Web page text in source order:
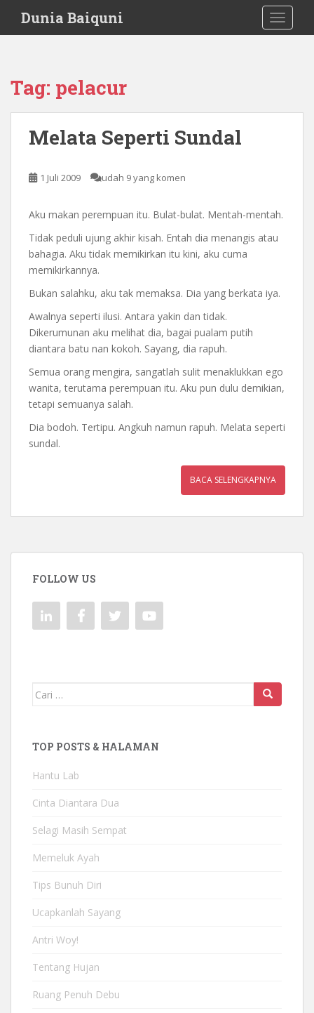
i
Dunia Baiquni
Tag: pelacur
Melata Seperti Sundal
1 Juli 2009 udah 9 yang komen
Aku makan perempuan itu. Bulat-bulat. Mentah-mentah.
Tidak peduli ujung akhir kisah. Entah dia menangis atau
bahagia. Aku tidak memikirkan itu kini, aku cuma
memikirkannya.
Bukan salahku, aku tak memaksa. Dia yang berkata iya.
Awalnya seperti ilusi. Antara yakin dan tidak.
Dikerumunan aku melihat dia, bagai pualam putih
diantara batu nan kokoh. Sayang, dia rapuh.
Semua orang mengira, sangatlah sulit menaklukkan ego
wanita, terutama perempuan itu. Aku pun dulu demikian,
tetapi semuanya salah.
Dia bodoh. Tertipu. Angkuh namun rapuh. Melata seperti
sundal.
BACA SELENGKAPNYA
FOLLOW US
Mencari:
TOP POSTS & HALAMAN
Hantu Lab
Cinta Diantara Dua
Selagi Masih Sempat
Memeluk Ayah
Tips Bunuh Diri
Ucapkanlah Sayang
Antri Woy!
Tentang Hujan
Ruang Penuh Debu